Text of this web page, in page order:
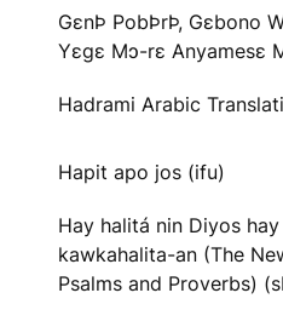
GɛnÞ PobÞrÞ, Gɛbono
Yɛgɛ Mɔ-rɛ Anyamesɛ
Hadrami Arabic
Hapit apo jos (ifu)
Hay halitá nin Diyos
kawkahalita-an (The
Psalms and Proverbs)